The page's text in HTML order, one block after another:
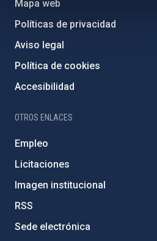
Mapa web
Políticas de privacidad
Aviso legal
Política de cookies
Accesibilidad
OTROS ENLACES
Empleo
Licitaciones
Imagen institucional
RSS
Sede electrónica